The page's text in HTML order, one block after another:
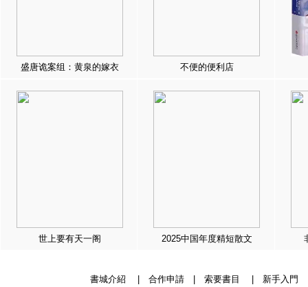
盛唐诡案组：黄泉的嫁衣 不便的便利店
世上要有天一阁 2025中国年度精短散文
書城介紹 合作申請| 索要書目 新手入門